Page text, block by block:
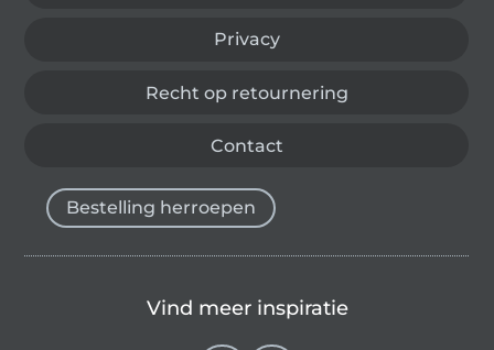
Privacy
Recht op retournering
Contact
Bestelling herroepen
Vind meer inspiratie